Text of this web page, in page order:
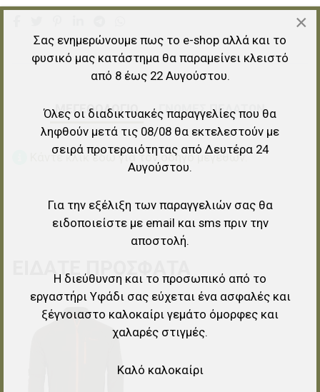
ΜΕΓΕΘΟΛΟΓΙΟ ΓΝΏΜΕΣ ΠΕΛΑΤΏΝ
Κάντε κλικ εδώ για τον οδηγό μεγεθών.
ΕΊΔΑΤΕ ΠΡΌΣΦΑΤΑ
Προσθήκη στα αγαπημένα
Γρήγορη ματιά
×
Σας ενημερώνουμε πως το e-shop αλλά και το
φυσικό μας κατάστημα θα παραμείνει κλειστό
από 8 έως 22 Αυγούστου.
Όλες οι διαδικτυακές παραγγελίες που θα
ληφθούν μετά τις 08/08 θα εκτελεστούν με
σειρά προτεραιότητας από Δευτέρα 24
Αυγούστου.
Για την εξέλιξη των παραγγελιών σας θα
ειδοποιείστε με email και sms πριν την
αποστολή.
Η διεύθυνση και το προσωπικό από το
εργαστήρι Υφάδι σας εύχεται ένα ασφαλές και
ξέγνοιαστο καλοκαίρι γεμάτο όμορφες και
χαλαρές στιγμές.
Καλό καλοκαίρι